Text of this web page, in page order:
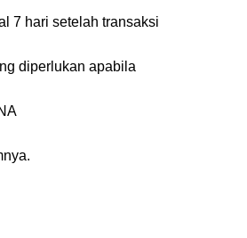
7 hari setelah transaksi
diperlukan apabila